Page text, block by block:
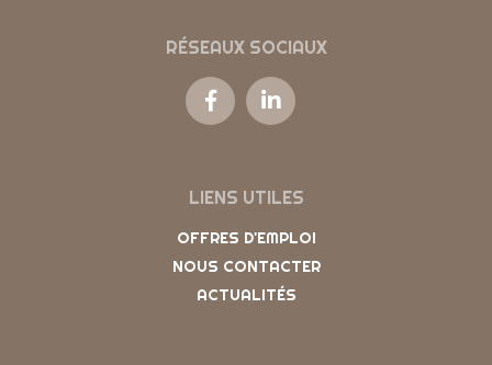
RÉSEAUX SOCIAUX
LIENS UTILES
OFFRES D'EMPLOI
NOUS CONTACTER
ACTUALITÉS